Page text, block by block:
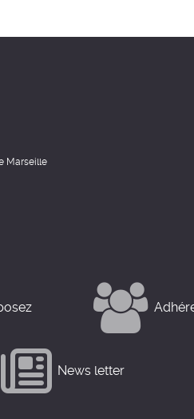
Marseille
News letter